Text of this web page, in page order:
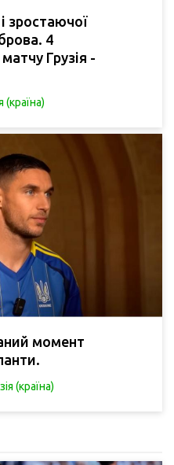
зростаючої
4
Грузія -
(країна)
момент
(країна)